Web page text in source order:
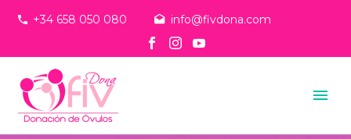
+34 658 050 080 info@fivdona.com